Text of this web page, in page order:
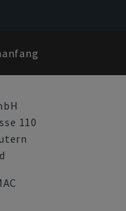
110